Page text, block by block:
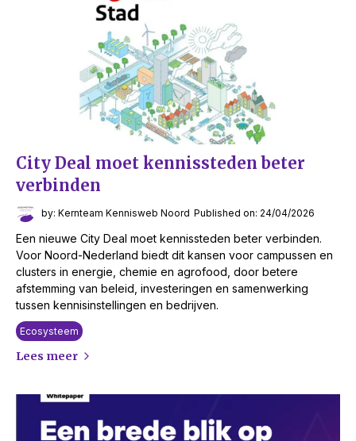
City Deal moet kennissteden beter
verbinden
by: Kernteam Kennisweb Noord Published on: 24/04/2026
Een nieuwe City Deal moet kennissteden beter verbinden.
Voor Noord-Nederland biedt dit kansen voor campussen en
clusters in energie, chemie en agrofood, door betere
afstemming van beleid, investeringen en samenwerking
tussen kennisinstellingen en bedrijven.
Ecosysteem
Lees meer